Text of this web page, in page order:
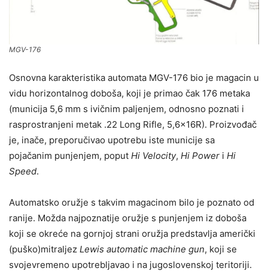
MGV-176
Osnovna karakteristika automata MGV-176 bio je magacin u
vidu horizontalnog doboša, koji je primao čak 176 metaka
(municija 5,6 mm s ivičnim paljenjem, odnosno poznati i
rasprostranjeni metak .22 Long Rifle, 5,6x16R). Proizvođač
je, inače, preporučivao upotrebu iste municije sa
pojačanim punjenjem, poput Hi Velocity, Hi Power i Hi
Speed.
Automatsko oružje s takvim magacinom bilo je poznato od
ranije. Možda najpoznatije oružje s punjenjem iz doboša
koji se okreće na gornjoj strani oružja predstavlja američki
(puško)mitraljez Lewis automatic machine gun, koji se
svojevremeno upotrebljavao i na jugoslovenskoj teritoriji.